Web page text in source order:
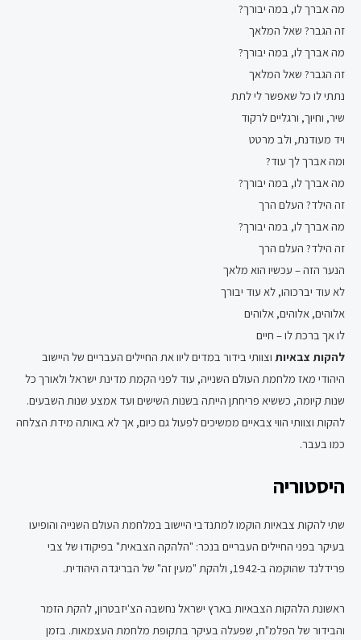
מה אברך לו, במה יבורך?
זה הגבר? שאל המלאך
מה אברך לו, במה יבורך?
זה הגבר? שאל המלאך
נתתי לו כל שאפשר לי לתת
שיר, וחיוך, ורגליים לרקוד
ויד מעודנת, ולב מרטט
ומה אברך לך עוד?
מה אברך לו, במה יבורך?
זה הילד? העלם הרך
מה אברך לו, במה יבורך?
זה הילד? העלם הרך
הנער הזה – עכשיו הוא מלאך
לא עוד יברכוהו, לא עוד יבורך
אלוהים, אלוהים, אלוהים
לו אך ברכת לו – חיים
להקות צבאיות וצוותי בידור במדים ליוו את החיילים העבריים של היישוב
היהודי מאז מלחמת העולם השנייה, עוד לפני הקמת מדינת ישראל ולאורך כל
שנות קיומה, כששיא פריחתן הייתה בשנות השישים ועד אמצע שנות השבעים.
להקות וצוותי הווי צבאיים ממשיכים לפעול גם כיום, אך לא באותה מידת הצלחה
כמו בעבר.
היסטוריה
שתי להקות צבאיות הוקמו למתנדבי היישוב במלחמת העולם השנייה והופיעו
בעיקר בפני החיילים העבריים בנכר: "הלהקה הצבאית" בפיקודו של צבי
פרידלנד שהוקמה ב-1942, ולהקת "מעין זה" של הבריגדה היהודית.
ראשונת הלהקות הצבאיות בארץ ישראל נחשבה הצ'יזבטרון, להקת הזמר
והבידור של הפלמ"ח, שפעלה בעיקר בתקופת מלחמת העצמאות. בזמן